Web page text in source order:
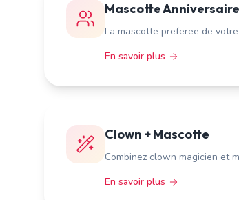
Mascotte Anniversaire
La mascotte preferee de
En savoir plus
Clown + Mascotte
Combinez clown magicien et
En savoir plus